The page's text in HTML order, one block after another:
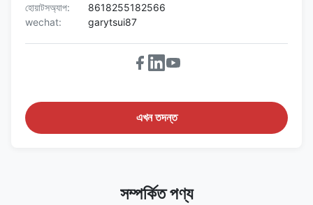
হোয়াটসঅ্যাপ:
8618255182566
wechat:
garytsui87
এখন তদন্ত
সম্পর্কিত পণ্য